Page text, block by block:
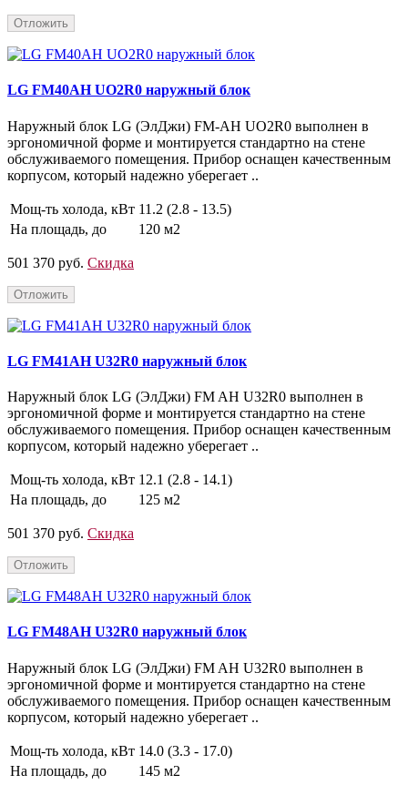
Отложить
LG FM40AH UO2R0 наружный блок
Наружный блок LG (ЭлДжи) FM-AH UO2R0 выполнен в
эргономичной форме и монтируется стандартно на стене
обслуживаемого помещения. Прибор оснащен качественным
корпусом, который надежно уберегает ..
Мощ-ть холода, кВт 11.2 (2.8 - 13.5)
На площадь, до
120 м2
501 370 руб. Скидка
Отложить
LG FM41AH U32R0 наружный блок
Наружный блок LG (ЭлДжи) FM AH U32R0 выполнен в
эргономичной форме и монтируется стандартно на стене
обслуживаемого помещения. Прибор оснащен качественным
корпусом, который надежно уберегает ..
Мощ-ть холода, кВт 12.1 (2.8 - 14.1)
На площадь, до
125 м2
501 370 руб. Скидка
Отложить
LG FM48AH U32R0 наружный блок
Наружный блок LG (ЭлДжи) FM AH U32R0 выполнен в
эргономичной форме и монтируется стандартно на стене
обслуживаемого помещения. Прибор оснащен качественным
корпусом, который надежно уберегает ..
Мощ-ть холода, кВт 14.0 (3.3 - 17.0)
На площадь, до
145 м2